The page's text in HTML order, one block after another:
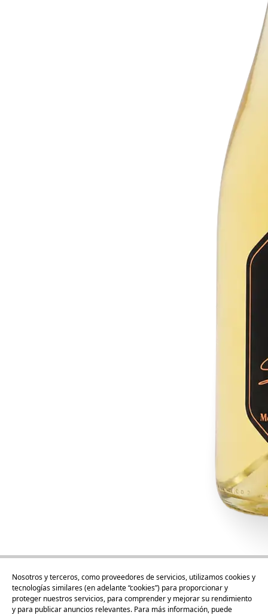
Nosotros y terceros, como proveedores de servicios, utilizamos cookies y
tecnologías similares (en adelante “cookies”) para proporcionar y
proteger nuestros servicios, para comprender y mejorar su rendimiento
y para publicar anuncios relevantes. Para más información, puede